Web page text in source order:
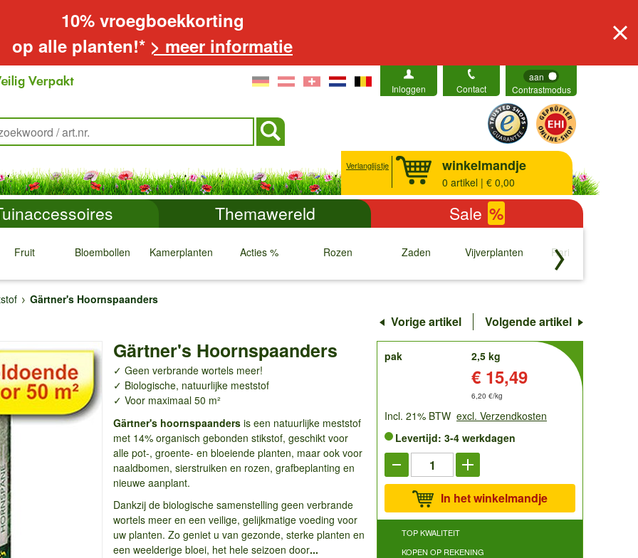
10% vroegboekkorting
op alle planten!* > meer informatie
Inloggen Contact
aan
Contrastmodus
Verlanglijstje winkelmandje
0 artikel | € 0,00
Themawereld Sale %
Fruit Bloembollen
↓
Kamerplanten
↓
Acties %
↓
Rozen
↓
Zaden
↓
Vijverplanten
↓
Rariteiten
↓
Gärtner's Hoornspaanders
Vorige artikel Volgende artikel
Gärtner's Hoornspaanders
✓ Geen verbrande wortels meer!
✓ Biologische, natuurlijke meststof
✓ Voor maximaal 50 m²
Gärtner's hoornspaandersis een natuurlijke meststof
met 14% organisch gebonden stikstof, geschikt voor
alle pot-, groente- en bloeiende planten, maar ook voor
naaldbomen, sierstruiken en rozen, grafbeplanting en
nieuwe aanplant.
Dankzij de biologische samenstelling geen verbrande
wortels meer en een veilige, gelijkmatige voeding voor
uw planten. Zo geniet u van gezonde, sterke planten en
een weelderige bloei, het hele seizoen door...
order
pak
2,5 kg
€ 15,49
6,20 €/kg
Incl. 21% BTW excl. Verzendkosten
Levertijd: 3-4 werkdagen
In het winkelmandje
TOP KWALITEIT
KOPEN OP REKENING